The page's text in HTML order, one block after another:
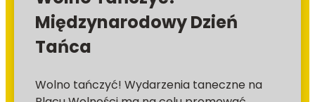
Międzynarodowy Dzień
Tańca
Wolno tańczyć! Wydarzenia taneczne na